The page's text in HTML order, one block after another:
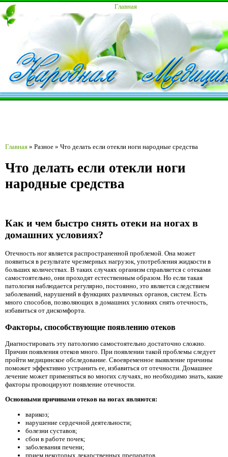
Главная
Главная » Разное » Что делать если отекли ноги народные средства
Что делать если отекли ноги
народные средства
Как и чем быстро снять отеки на ногах в
домашних условиях?
Отечность ног является распространенной проблемой. Она может
появиться в результате чрезмерных нагрузок, употребления жидкости в
больших количествах. В таких случаях организм справляется с отеками
самостоятельно, они проходят естественным образом. Но если такая
патология наблюдается регулярно, постоянно, это является следствием
заболеваний, нарушений в функциях различных органов, систем. Есть
много способов, позволяющих в домашних условиях снять отечность,
избавиться от дискомфорта.
Факторы, способствующие появлению отеков
Диагностировать эту патологию самостоятельно достаточно сложно.
Причин появления отеков много. При появлении такой проблемы следует
пройти медицинское обследование. Своевременное выявление причины
поможет эффективно устранить ее, избавиться от отечности. Домашнее
лечение может применяться во многих случаях, но необходимо знать, какие
факторы провоцируют появление отечности.
Основными причинами отеков на ногах являются:
варикоз;
нарушение сердечной деятельности;
болезни суставов;
сбои в работе почек;
заболевания печени;
прием некоторых лекарственных препаратов.